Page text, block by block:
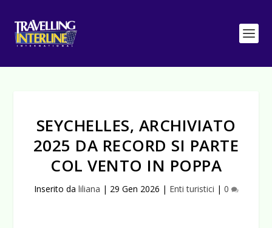
SEYCHELLES, ARCHIVIATO
2025 DA RECORD SI PARTE
COL VENTO IN POPPA
Inserito da liliana | 29 Gen 2026 | Enti turistici | 0